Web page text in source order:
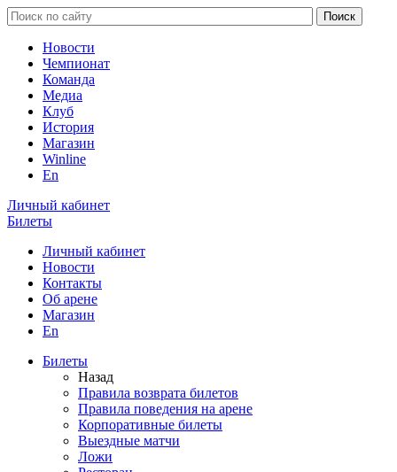
Новости
Чемпионат
Команда
Медиа
Клуб
История
Магазин
Winline
En
Личный кабинет
Билеты
Личный кабинет
Новости
Контакты
Об арене
Магазин
En
Билеты
Назад
Правила возврата билетов
Правила поведения на арене
Корпоративные билеты
Выездные матчи
Ложи